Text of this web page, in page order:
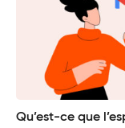
Qu’est-ce que